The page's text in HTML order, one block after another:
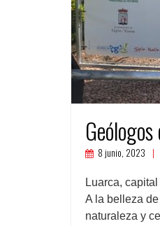
8 junio, 2023
Luarca,
A la belleza
naturaleza y